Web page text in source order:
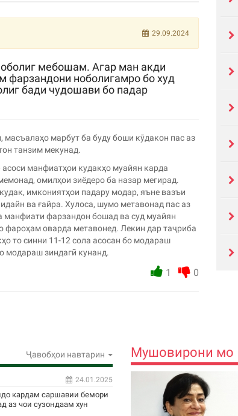
29.09.2024
мебошам. Агар ман акди
фарзандони ноболигамро бо худ
бади чудошави бо падар
марбут ба буду боши кӯдакон пас аз
танзим мекунад.
манфиатҳои кудакҳо муайян карда
омилҳои зиёдеро ба назар мегирад.
имкониятҳои падару модар, яъне вазъи
ва ғайра. Хулоса, шумо метавонад пас аз
манфиати фарзандон бошад ва суд муайян
фароҳам оварда метавонед. Лекин дар таҷриба
то синни 11-12 сола асосан бо модараш
модараш зиндагӣ кунанд.
1 0
Ҷавобҳои навтарин
24.01.2025
кардам саршавии бемори
аз чои сузондаам хун
Мушовирони мо